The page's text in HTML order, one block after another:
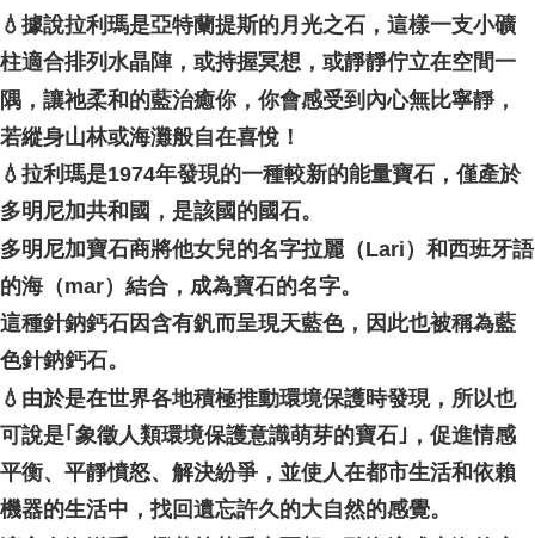
NT$80/pesanan | Penghantaran percuma untuk pesanan
NT$3,000 atau lebih
郵局幫你送（離島）
NT$80/pesanan | Penghantaran percuma untuk pesanan
NT$3,000 atau lebih
付款後門市自取
Penghantaran percuma
💧據說拉利瑪是亞特蘭提斯的月光之石，這樣一支小礦
柱適合排列水晶陣，或持握冥想，或靜靜佇立在空間一
隅，讓祂柔和的藍治癒你，你會感受到內心無比寧靜，
若縱身山林或海灘般自在喜悅！
💧拉利瑪是1974年發現的一種較新的能量寶石，僅產於
多明尼加共和國，是該國的國石。
多明尼加寶石商將他女兒的名字拉麗（Lari）和西班牙語
的海（mar）結合，成為寶石的名字。
這種針鈉鈣石因含有釩而呈現天藍色，因此也被稱為藍
色針鈉鈣石。
💧由於是在世界各地積極推動環境保護時發現，所以也
可說是｢象徵人類環境保護意識萌芽的寶石｣，促進情感
平衡、平靜憤怒、解決紛爭，並使人在都市生活和依賴
機器的生活中，找回遺忘許久的大自然的感覺。